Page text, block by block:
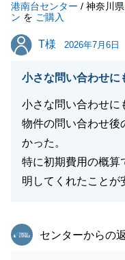
連絡下さいませ。
引き続きよろしくお
港南台センター / 神奈川県
ン を ご購入
T様
T様 2026年7月6日
小さな問い合わせに
小さな問い合わせに
物件の問い合わせ後
かった。
特に初期費用の概算
明してくれたことが
東急リバブル
センターからの